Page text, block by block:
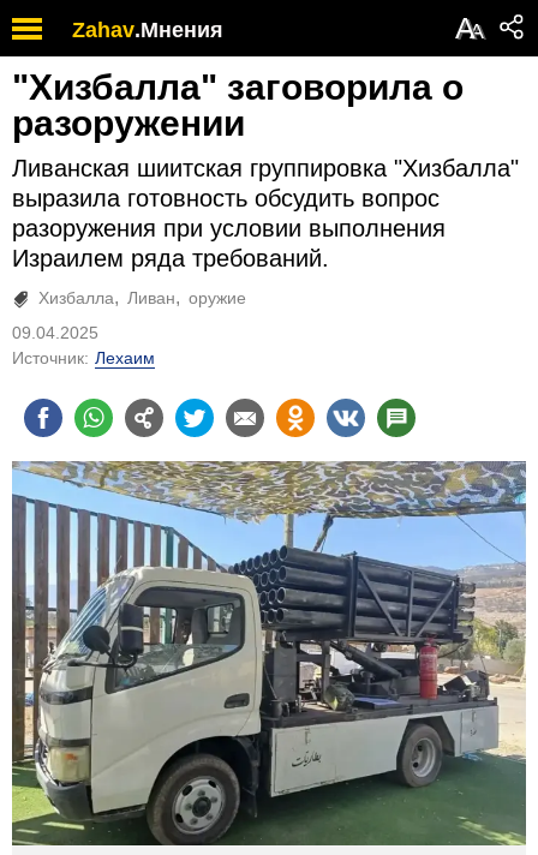
Zahav.Мнения АА
"Хизбалла" заговорила о
разоружении
Ливанская шиитская группировка "Хизбалла"
выразила готовность обсудить вопрос
разоружения при условии выполнения
Израилем ряда требований.
Хизбалла Ливан
оружие
09.04.2025
Источник: Лехаим